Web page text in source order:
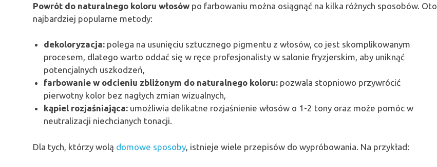
Powrót do naturalnego koloru włosów po farbowaniu można osiągnąć na kilka różnych sposobów. Oto
najbardziej popularne metody:
dekoloryzacja: polega na usunięciu sztucznego pigmentu z włosów, co jest skomplikowanym
procesem, dlatego warto oddać się w ręce profesjonalisty w salonie fryzjerskim, aby uniknąć
potencjalnych uszkodzeń,
farbowanie w odcieniu zbliżonym do naturalnego koloru: pozwala stopniowo przywrócić
pierwotny kolor bez nagłych zmian wizualnych,
kąpiel rozjaśniająca: umożliwia delikatne rozjaśnienie włosów o 1-2 tony oraz może pomóc w
neutralizacji niechcianych tonacji.
Dla tych, którzy wolą domowe sposoby , istnieje wiele przepisów do wypróbowania. Na przykład: